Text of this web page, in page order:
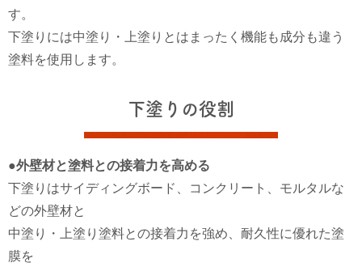
す。
下塗りには中塗り・上塗りとはまったく機能も成分も違う
塗料を使用します。
下塗りの役割
●外壁材と塗料との接着力を高める
下塗りはサイディングボード、コンクリート、モルタルな
どの外壁材と
中塗り・上塗り塗料との接着力を強め、耐久性に優れた塗
膜を